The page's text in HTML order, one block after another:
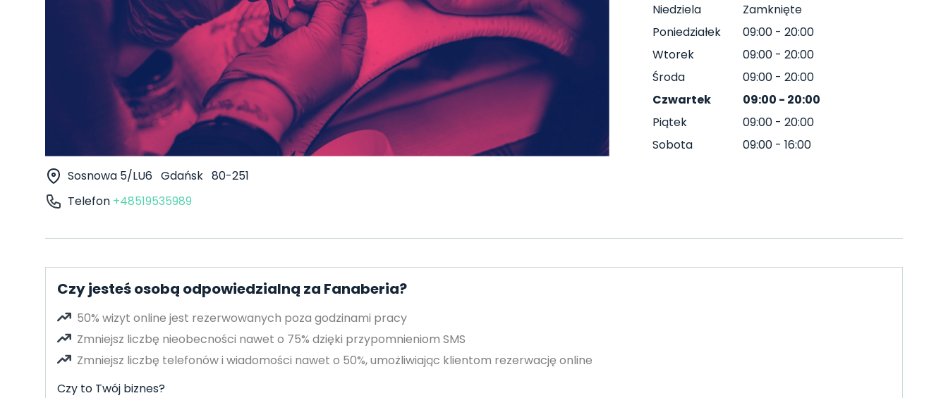
Sosnowa 5/LU6 Gdańsk 80-251
Telefon +48519535989
Niedziela
Zamknięte
Poniedziałek
09:00 - 20:00
Wtorek
09:00 - 20:00
Środa
09:00 - 20:00
Czwartek
09:00 - 20:00
Piątek
09:00 - 20:00
Sobota
09:00 - 16:00
Czy jesteś osobą odpowiedzialną za Fanaberia?
50% wizyt online jest rezerwowanych poza godzinami pracy
Zmniejsz liczbę nieobecności nawet o 75% dzięki przypomnieniom SMS
Zmniejsz liczbę telefonów i wiadomości nawet o 50%, umożliwiając klientom rezerwację online
Czy to Twój biznes?